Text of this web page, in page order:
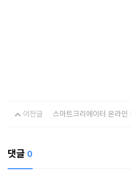
이전글
스마트크리에이터 온라인
댓글 0